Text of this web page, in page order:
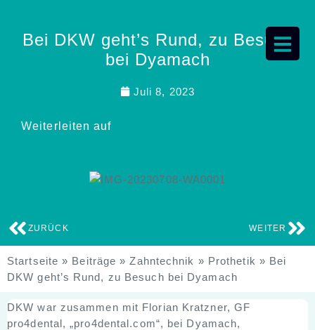
Bei DKW geht’s Rund, zu Besuch
bei Dyamach
Juli 8, 2023
Weiterleiten auf
ZURÜCK WEITER
Startseite » Beiträge »Zahntechnik » Prothetik » Bei
DKW geht’s Rund, zu Besuch bei Dyamach
DKW war zusammen mit Florian Kratzner, GF
pro4dental, „pro4dental.com“, bei Dyamach,